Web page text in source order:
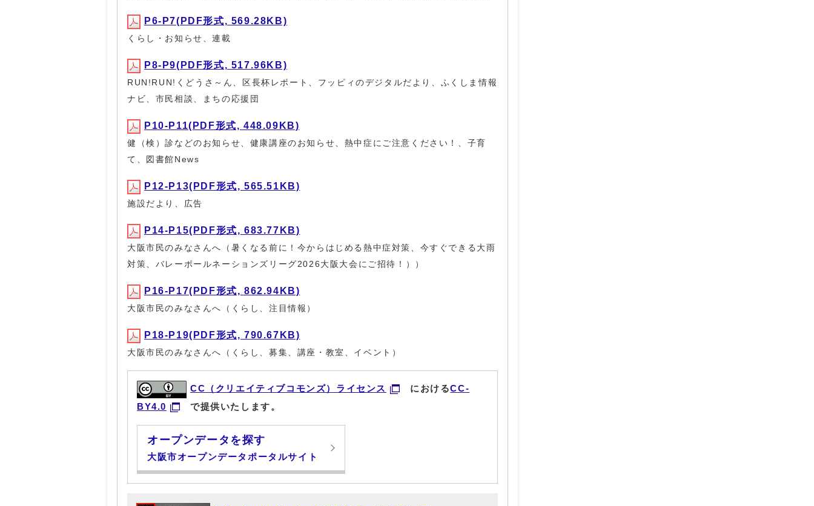
P6-P7(PDF形式, 569.28KB)
くらし・お知らせ、連載
P8-P9(PDF形式, 517.96KB)
RUN!RUN!くどうさ～ん、区長杯レポート、フッピィのデジタルだより、ふくしま情報
ナビ、市民相談、まちの応援団
P10-P11(PDF形式, 448.09KB)
健（検）診などのお知らせ、健康講座のお知らせ、熱中症にご注意ください！、子育
て、図書館News
P12-P13(PDF形式, 565.51KB)
施設だより、広告
P14-P15(PDF形式, 683.77KB)
大阪市民のみなさんへ（暑くなる前に！今からはじめる熱中症対策、今すぐできる大雨
対策、バレーボールネーションズリーグ2026大阪大会にご招待！））
P16-P17(PDF形式, 862.94KB)
大阪市民のみなさんへ（くらし、注目情報）
P18-P19(PDF形式, 790.67KB)
大阪市民のみなさんへ（くらし、募集、講座・教室、イベント）
CC（クリエイティブコモンズ）ライセンス におけるCC-
BY4.0
で提供いたします。
オープンデータを探す
大阪市オープンデータポータルサイト